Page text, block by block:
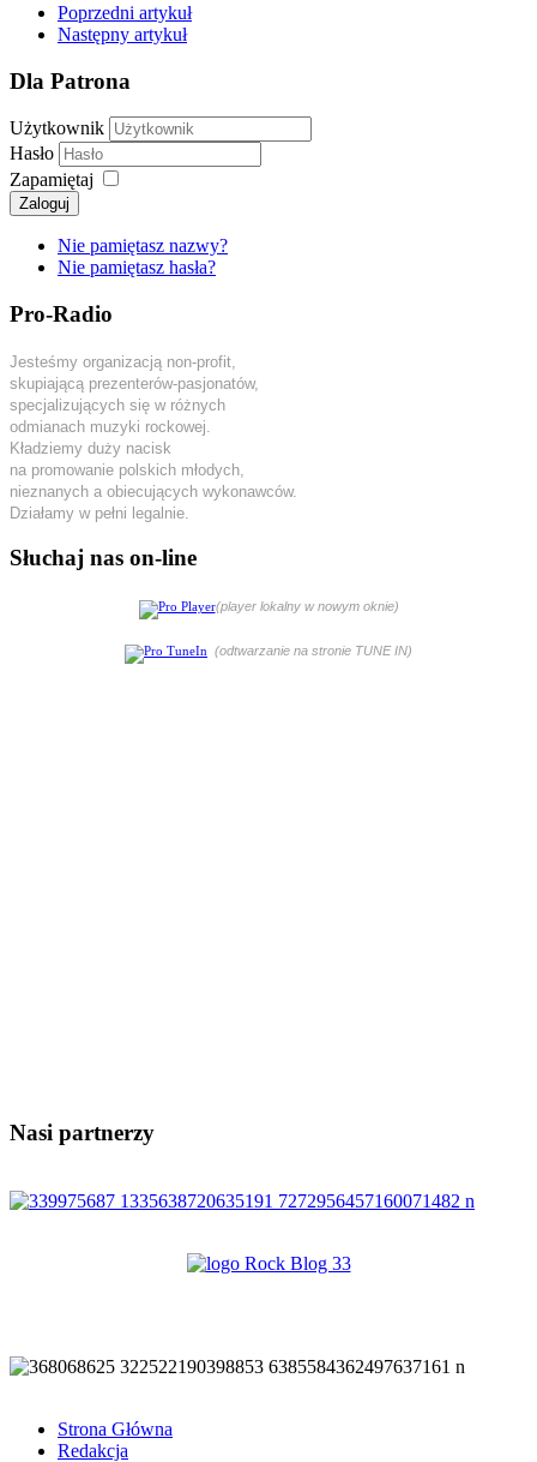
Poprzedni artykuł
Następny artykuł
Dla Patrona
Użytkownik
Hasło
Zapamiętaj
Zaloguj
Nie pamiętasz nazwy?
Nie pamiętasz hasła?
Pro-Radio
Jesteśmy organizacją non-profit,
skupiającą prezenterów-pasjonatów,
specjalizujących się w różnych
odmianach muzyki rockowej.
Kładziemy duży nacisk
na promowanie polskich młodych,
nieznanych a obiecujących wykonawców.
Działamy w pełni legalnie.
Słuchaj nas on-line
(player lokalny w nowym oknie)
(odtwarzanie na stronie TUNE IN)
Nasi partnerzy
Strona Główna
Redakcja